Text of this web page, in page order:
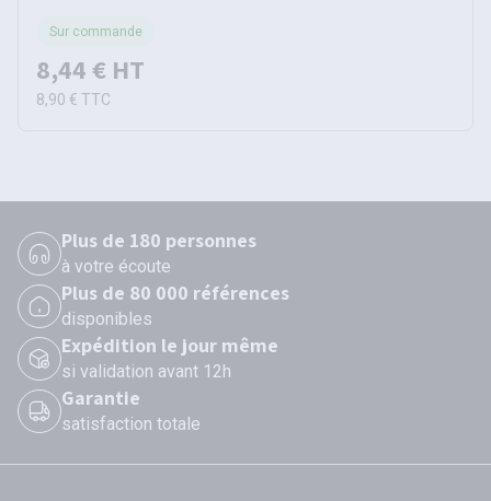
Sur commande
8,44 € HT
8,90 € TTC
Plus de 180 personnes
à votre écoute
Plus de 80 000 références
disponibles
Expédition le jour même
si validation avant 12h
Garantie
satisfaction totale